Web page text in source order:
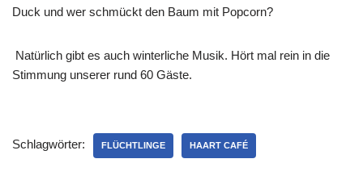
Duck und wer schmückt den Baum mit Popcorn?
Natürlich gibt es auch winterliche Musik. Hört mal rein in die
Stimmung unserer rund 60 Gäste.
Schlagwörter: FLÜCHTLINGE HAART CAFÉ